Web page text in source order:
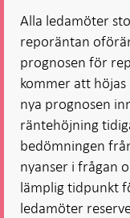
Alla ledamöter
reporäntan
prognosen för
kommer att
nya prognosen
räntehöjning
bedömningen
nyanser i frågan
lämplig tidpunkt
ledamöter